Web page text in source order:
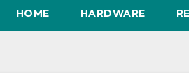
HOME HARDWARE